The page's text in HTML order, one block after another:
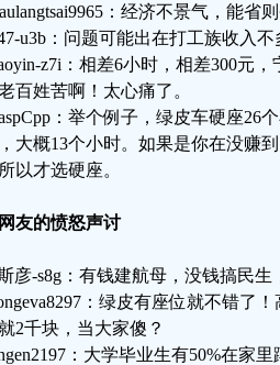
：经济不景气，能省
u3b：问题可能出在打工族收入
z7i：相差6小时，相差300元
百姓苦啊！太心痛了。
：举个例子，绿皮车硬座26
大概13个小时。如果是你在没赚
以才选硬座。
友的愤怒声讨
彦-s8g：有钱建航母，没钱搞民生
：绿皮有座位就不错了
2千块，当大家傻？
：大学毕业生有50%在家